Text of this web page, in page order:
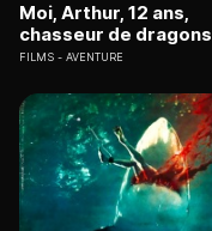
Moi, Arthur, 12 ans,
chasseur de dragons
FILMS AVENTURE